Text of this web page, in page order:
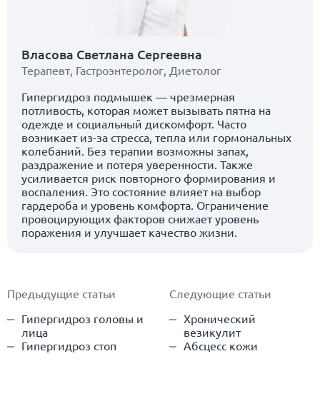
Власова Светлана Сергеевна
Терапевт Гастроэнтеролог Диетолог
Гипергидроз подмышек — чрезмерная
потливость, которая может вызывать пятна на
одежде и социальный дискомфорт. Часто
возникает из-за стресса, тепла или гормональных
колебаний. Без терапии возможны запах,
раздражение и потеря уверенности. Также
усиливается риск повторного формирования и
воспаления. Это состояние влияет на выбор
гардероба и уровень комфорта. Ограничение
провоцирующих факторов снижает уровень
поражения и улучшает качество жизни.
Предыдущие статьи
Гипергидроз головы и
лица
Гипергидроз стоп
Следующие статьи
Хронический
везикулит
Абсцесс кожи